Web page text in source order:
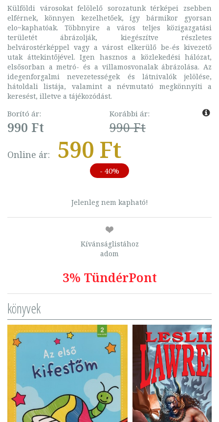
Külföldi városokat felölelő sorozatunk térképei zsebben
elférnek, könnyen kezelhetőek, így bármikor gyorsan
elo~kaphatóak. Többnyire a város teljes közigazgatási
területét ábrázolják, kiegészítve részletes
belvárostérképpel vagy a várost elkerülő be-és kivezető
utak áttekintőjével. Igen hasznos a közlekedési hálózat,
elsősorban a metró- és a villamosvonalak ábrázolása. Az
idegenforgalmi nevezetességek és látnivalók jelölése,
hátoldali listája, valamint a névmutató megkönnyíti a
keresést, illetve a tájékozódást.
Borító ár:
990 Ft
Korábbi ár:
990 Ft
Online ár: 590 Ft
- 40%
Jelenleg nem kapható!
Kívánságlistához
adom
3% TündérPont
könyvek